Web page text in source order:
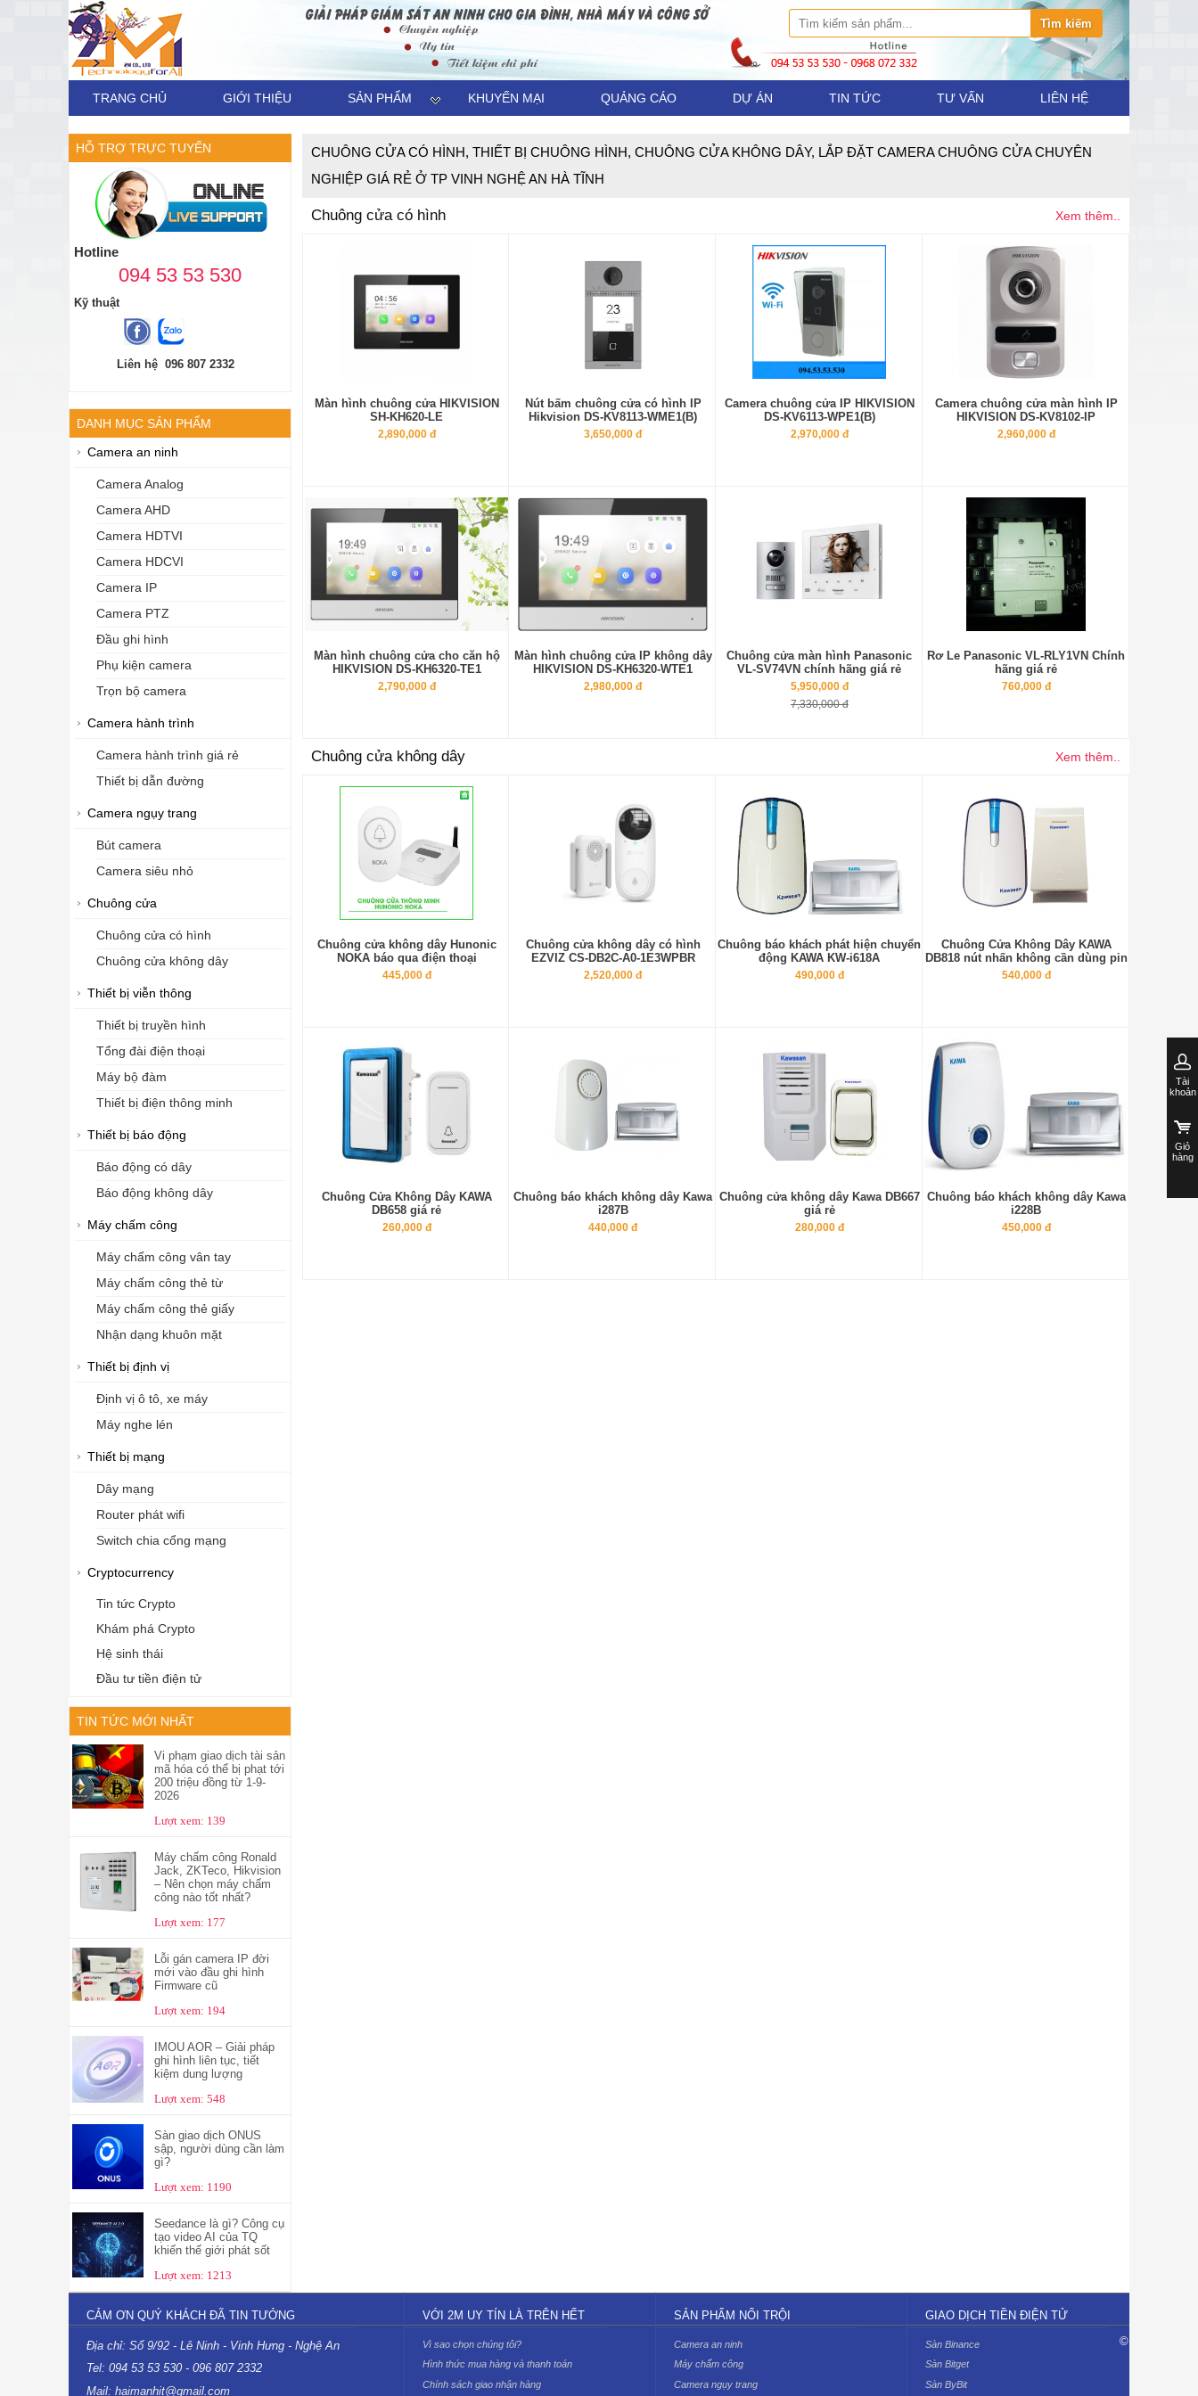
TRANG CHỦ GIỚI THIỆU SẢN PHẨM KHUYẾN MẠI QUẢNG CÁO DỰ ÁN TIN TỨC TƯ VẤN LIÊN HỆ
HỖ TRỢ TRỰC TUYẾN
Hotline
094 53 53 530
Kỹ thuật
Liên hệ 096 807 2332
DANH MỤC SẢN PHẨM
Camera an ninh
Camera Analog
Camera AHD
Camera HDTVI
Camera HDCVI
Camera IP
Camera PTZ
Đầu ghi hình
Phụ kiện camera
Trọn bộ camera
Camera hành trình
Camera hành trình giá rẻ
Thiết bị dẫn đường
Camera ngụy trang
Bút camera
Camera siêu nhỏ
Chuông cửa
Chuông cửa có hình
Chuông cửa không dây
Thiết bị viễn thông
Thiết bị truyền hình
Tổng đài điện thoại
Máy bộ đàm
Thiết bị điện thông minh
Thiết bị báo động
Báo động có dây
Báo động không dây
Máy chấm công
Máy chấm công vân tay
Máy chấm công thẻ từ
Máy chấm công thẻ giấy
Nhận dạng khuôn mặt
Thiết bị định vị
Định vị ô tô, xe máy
Máy nghe lén
Thiết bị mạng
Dây mạng
Router phát wifi
Switch chia cổng mạng
Cryptocurrency
Tin tức Crypto
Khám phá Crypto
Hệ sinh thái
Đầu tư tiền điện tử
TIN TỨC MỚI NHẤT
Vi phạm giao dịch tài sản
mã hóa có thể bị phạt tới
200 triệu đồng từ 1-9-
2026
Lượt xem: 139
Máy chấm công Ronald
Jack, ZKTeco, Hikvision
– Nên chọn máy chấm
công nào tốt nhất?
Lượt xem: 177
Lỗi gán camera IP đời
mới vào đầu ghi hình
Firmware cũ
Lượt xem: 194
IMOU AOR – Giải pháp
ghi hình liên tục, tiết
kiệm dung lượng
Lượt xem: 548
Sàn giao dịch ONUS
sập, người dùng cần làm
gì?
Lượt xem: 1190
Seedance là gì? Công cụ
tạo video AI của TQ
khiến thế giới phát sốt
Lượt xem: 1213
CHUÔNG CỬA CÓ HÌNH, THIẾT BỊ CHUÔNG HÌNH, CHUÔNG CỬA KHÔNG DÂY, LẮP ĐẶT CAMERA CHUÔNG CỬA CHUYÊN
NGHIỆP GIÁ RẺ Ở TP VINH NGHỆ AN HÀ TĨNH
Chuông cửa có hình Xem thêm..
Màn hình chuông cửa HIKVISION
SH-KH620-LE
2,890,000 đ
Nút bấm chuông cửa có hình IP
Hikvision DS-KV8113-WME1(B)
3,650,000 đ
Camera chuông cửa IP HIKVISION
DS-KV6113-WPE1(B)
2,970,000 đ
Camera chuông cửa màn hình IP
HIKVISION DS-KV8102-IP
2,960,000 đ
Màn hình chuông cửa cho căn hộ
HIKVISION DS-KH6320-TE1
2,790,000 đ
Màn hình chuông cửa IP không dây
HIKVISION DS-KH6320-WTE1
2,980,000 đ
Chuông cửa màn hình Panasonic
VL-SV74VN chính hãng giá rẻ
5,950,000 đ
7,330,000 đ
Rơ Le Panasonic VL-RLY1VN Chính
hãng giá rẻ
760,000 đ
Chuông cửa không dây Xem thêm..
Chuông cửa không dây Hunonic
NOKA báo qua điện thoại
445,000 đ
Chuông cửa không dây có hình
EZVIZ CS-DB2C-A0-1E3WPBR
2,520,000 đ
Chuông báo khách phát hiện chuyển
động KAWA KW-i618A
490,000 đ
Chuông Cửa Không Dây KAWA
DB818 nút nhấn không cần dùng pin
540,000 đ
Chuông Cửa Không Dây KAWA
DB658 giá rẻ
260,000 đ
Chuông báo khách không dây Kawa
i287B
440,000 đ
Chuông cửa không dây Kawa DB667
giá rẻ
280,000 đ
Chuông báo khách không dây Kawa
i228B
450,000 đ
CẢM ƠN QUÝ KHÁCH ĐÃ TIN TƯỞNG
Địa chỉ: Số 9/92 - Lê Ninh - Vinh Hưng - Nghệ An
Tel: 094 53 53 530 - 096 807 2332
Mail: haimanhit@gmail.com
VỚI 2M UY TÍN LÀ TRÊN HẾT
Vì sao chọn chúng tôi?
Hình thức mua hàng và thanh toán
Chính sách giao nhận hàng
SẢN PHẨM NỔI TRỘI
Camera an ninh
Máy chấm công
Camera ngụy trang
GIAO DỊCH TIỀN ĐIỆN TỬ
Sàn Binance
Sàn Bitget
Sàn ByBit
©
Tài
khoản
Giỏ
hàng